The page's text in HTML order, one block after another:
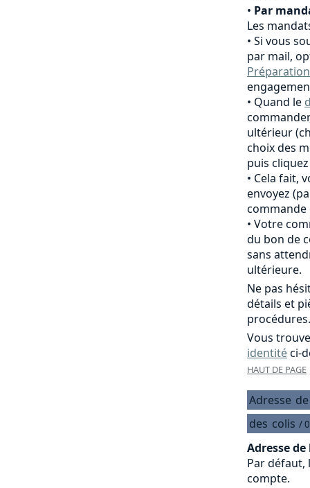
• Par
Les
Si vous
par mail,
Quand le
ultérieur
choix des
puis
Cela fait,
envoyez
commande
Votre
du bon de
sans
ultérieure.
Ne pas
détails et
procédures.
Vous
identitéci-
HAUT DE PAGE
Adresse de
des colis /
Adresse
Par défaut,
compte.